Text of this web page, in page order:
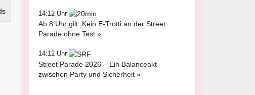
14:12 Uhr
Ab 8 Uhr gilt: Kein E-Trotti an der Street
Parade ohne Test »
14:12 Uhr
Street Parade 2026 – Ein Balanceakt
zwischen Party und Sicherheit »